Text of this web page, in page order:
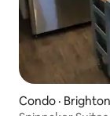
Condo · Brighton